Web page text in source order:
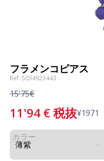
フラメンコピアス
Ref: 5034923443
15'75€
11'94 €税抜¥1971
カラー